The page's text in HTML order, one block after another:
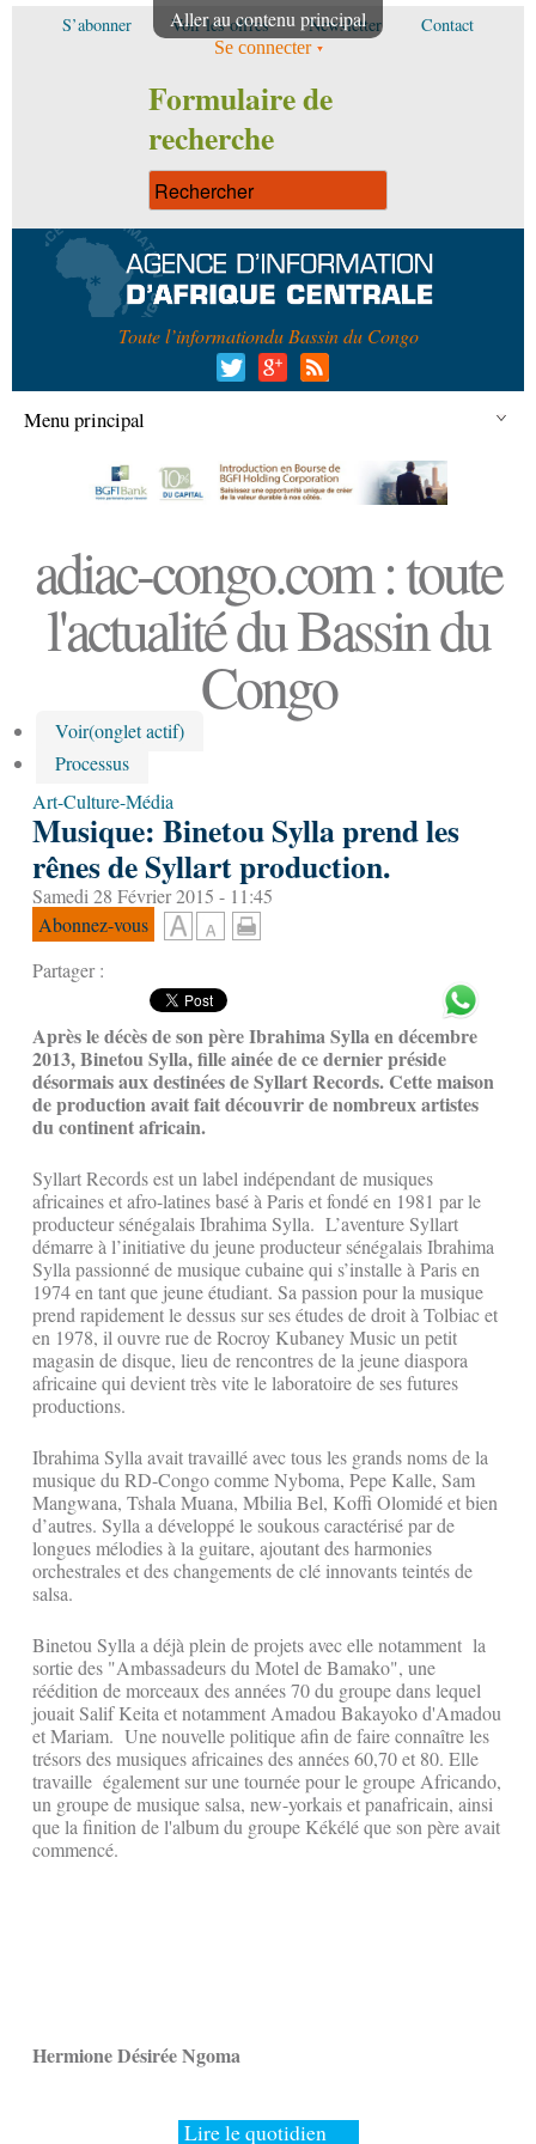
Aller au contenu principal
S’abonner Voir les offres Newsletter Contact
Se connecter
Formulaire de
recherche
Toute l’informationdu Bassin du Congo
Menu principal
adiac-congo.com : toute
l'actualité du Bassin du
Congo
Voir(onglet actif)
Processus
Art-Culture-Média
Musique: Binetou Sylla prend les
rênes de Syllart production.
Samedi 28 Février 2015 - 11:45
Abonnez-vous
Partager :
Après le décès de son père Ibrahima Sylla en décembre
2013, Binetou Sylla, fille ainée de ce dernier préside
désormais aux destinées de Syllart Records. Cette maison
de production avait fait découvrir de nombreux artistes
du continent africain.
Syllart Records est un label indépendant de musiques
africaines et afro-latines basé à Paris et fondé en 1981 par le
producteur sénégalais Ibrahima Sylla. L’aventure Syllart
démarre à l’initiative du jeune producteur sénégalais Ibrahima
Sylla passionné de musique cubaine qui s’installe à Paris en
1974 en tant que jeune étudiant. Sa passion pour la musique
prend rapidement le dessus sur ses études de droit à Tolbiac et
en 1978, il ouvre rue de Rocroy Kubaney Music un petit
magasin de disque, lieu de rencontres de la jeune diaspora
africaine qui devient très vite le laboratoire de ses futures
productions.
Ibrahima Sylla avait travaillé avec tous les grands noms de la
musique du RD-Congo comme Nyboma, Pepe Kalle, Sam
Mangwana, Tshala Muana, Mbilia Bel, Koffi Olomidé et bien
d’autres. Sylla a développé le soukous caractérisé par de
longues mélodies à la guitare, ajoutant des harmonies
orchestrales et des changements de clé innovants teintés de
salsa.
Binetou Sylla a déjà plein de projets avec elle notamment la
sortie des "Ambassadeurs du Motel de Bamako", une
réédition de morceaux des années 70 du groupe dans lequel
jouait Salif Keita et notamment Amadou Bakayoko d'Amadou
et Mariam. Une nouvelle politique afin de faire connaître les
trésors des musiques africaines des années 60,70 et 80. Elle
travaille également sur une tournée pour le groupe Africando,
un groupe de musique salsa, new-yorkais et panafricain, ainsi
que la finition de l'album du groupe Kékélé que son père avait
commencé.
Hermione Désirée Ngoma
Lire le quotidien